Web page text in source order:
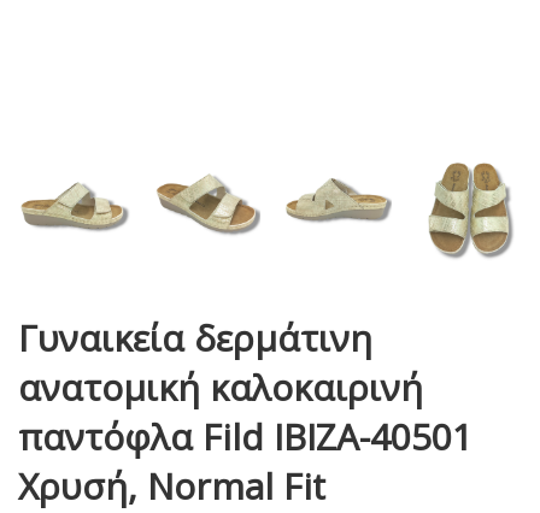
Γυναικεία δερμάτινη
ανατομική καλοκαιρινή
παντόφλα Fild IBIZA-40501
Χρυσή, Normal Fit